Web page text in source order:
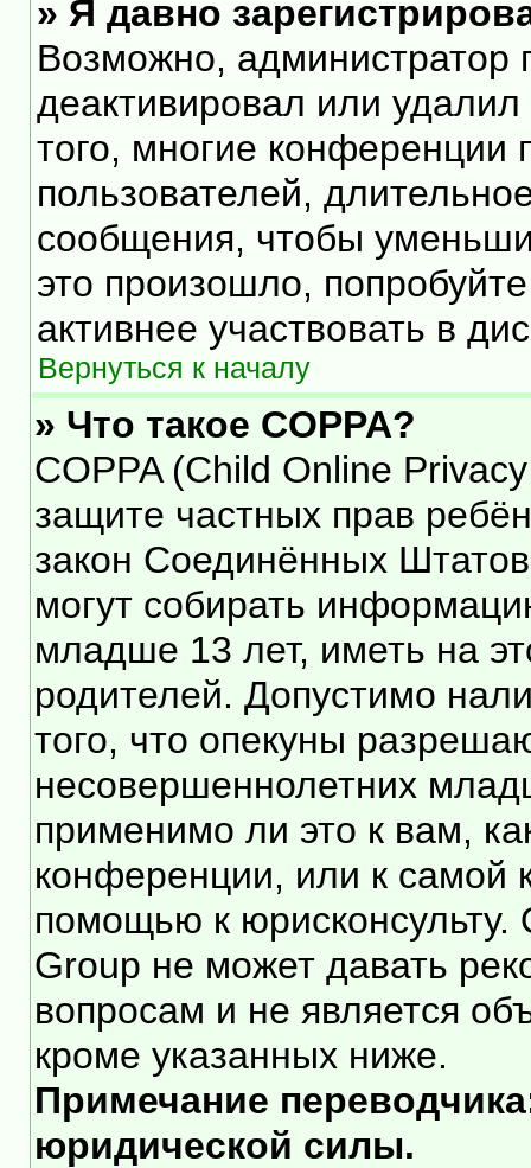
» Я давно
Возможно, администратор
деактивировал или
того, многие конференции
пользователей,
сообщения, чтобы
это произошло,
активнее участвовать в
Вернуться к началу
» Что такое COPPA?
COPPA (Child Online
защите частных прав
закон Соединённых
могут собирать
младше 13 лет, иметь на
родителей. Допустимо
того, что опекуны
несовершеннолетних
применимо ли это к вам,
конференции, или к самой
помощью к
Group не может давать
вопросам и не является
кроме указанных ниже.
Примечание
юридической силы.